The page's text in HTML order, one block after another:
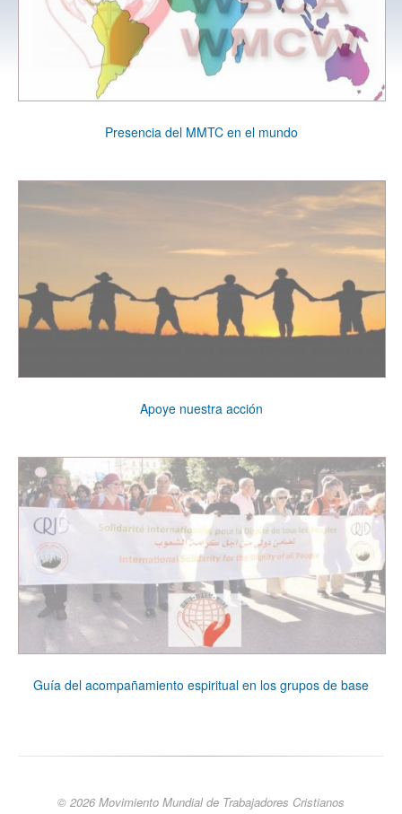
Presencia del MMTC en el mundo
Apoye nuestra acción
Guía del acompañamiento espiritual en los grupos de base
© 2026 Movimiento Mundial de Trabajadores Cristianos